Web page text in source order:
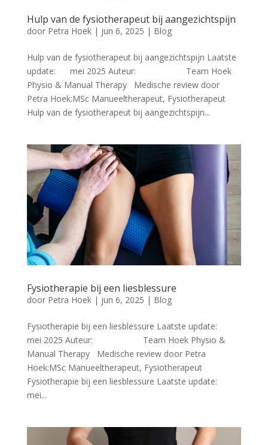
Hulp van de fysiotherapeut bij aangezichtspijn
door Petra Hoek| jun 6, 2025 | Blog
Hulp van de fysiotherapeut bij aangezichtspijn Laatste
update: mei 2025 Auteur: Team Hoek
Physio & Manual Therapy Medische review door
Petra Hoek:MSc Manueeltherapeut, Fysiotherapeut
Hulp van de fysiotherapeut bij aangezichtspijn...
Fysiotherapie bij een liesblessure
door Petra Hoek| jun 6, 2025 | Blog
Fysiotherapie bij een liesblessure Laatste update:
mei 2025 Auteur: Team Hoek Physio &
Manual Therapy Medische review door Petra
Hoek:MSc Manueeltherapeut, Fysiotherapeut
Fysiotherapie bij een liesblessure Laatste update:
mei...